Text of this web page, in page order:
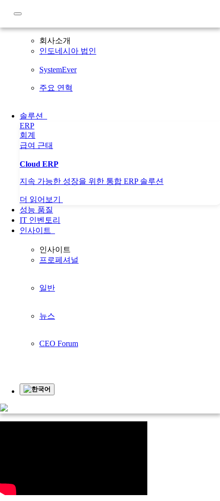
회사소개
인도네시아 법인
SystemEver
주요 연혁
솔루션
ERP
회계
급여 근태
Cloud ERP
지속 가능한 성장을 위한 통합 ERP 솔루션
더 읽어보기
성능 품질
IT 인벤토리
인사이트
인사이트
프로페셔널
일반
뉴스
CEO Forum
한국어
귀하의 비즈니스를
더 좋게 만들기
귀사의 사업과 함께 성장합니다